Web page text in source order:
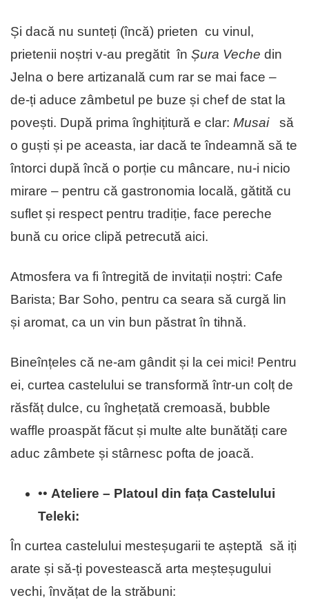
Și dacă nu sunteți (încă) prieten cu vinul,
prietenii noștri v-au pregătit în Șura Veche din
Jelna o bere artizanală cum rar se mai face –
de-ți aduce zâmbetul pe buze și chef de stat la
povești. După prima înghițitură e clar: Musaisă
o guști și pe aceasta, iar dacă te îndeamnă să te
întorci după încă o porție cu mâncare, nu-i nicio
mirare – pentru că gastronomia locală, gătită cu
suflet și respect pentru tradiție, face pereche
bună cu orice clipă petrecută aici.
Atmosfera va fi întregită de invitații noștri: Cafe
Barista; Bar Soho, pentru ca seara să curgă lin
și aromat, ca un vin bun păstrat în tihnă.
Bineînțeles că ne-am gândit și la cei mici! Pentru
ei, curtea castelului se transformă într-un colț de
răsfăț dulce, cu înghețată cremoasă, bubble
waffle proaspăt făcut și multe alte bunătăți care
aduc zâmbete și stârnesc pofta de joacă.
•• Ateliere – Platoul din fața Castelului
Teleki:
În curtea castelului mesteșugarii te așteptă să iți
arate și să-ți povestească arta meșteșugului
vechi, învățat de la străbuni: